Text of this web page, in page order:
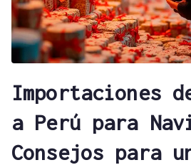
Importaciones
a Perú para
Consejos para